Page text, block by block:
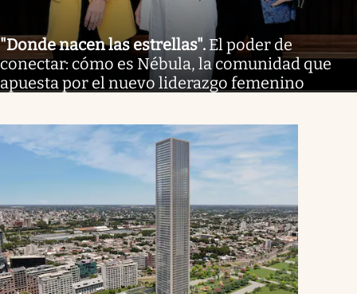
"Donde nacen las estrellas". El poder de
conectar: cómo es Nébula, la comunidad que
apuesta por el nuevo liderazgo femenino